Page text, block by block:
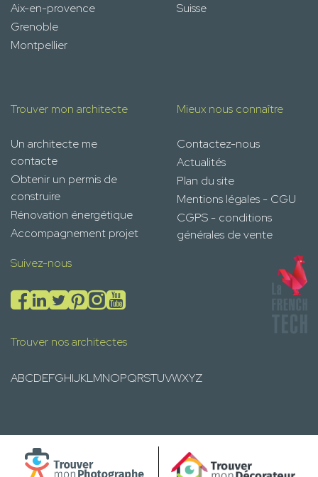
Aix-en-provence
Grenoble
Montpellier
Suisse
Trouver mon architecte
Un architecte me
contacte
Obtenir un permis de
construire
Rénovation énergétique
Accompagnement projet
Mieux nous connaître
Contactez-nous
Actualités
Plan du site
Mentions légales - CGU
CGPS - conditions
générales de vente
Suivez-nous
Trouver nos architectes
ABCDEFGHIJKLMNOPQRSTUVWXYZ